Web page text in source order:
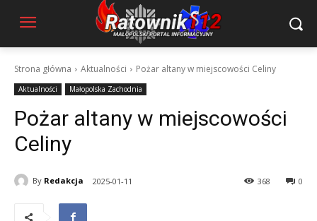
Strona główna Aktualności Pożar altany w miejscowości Celiny
Aktualności Małopolska Zachodnia
Pożar altany w miejscowości
Celiny
By Redakcja 2025-01-11 0
368